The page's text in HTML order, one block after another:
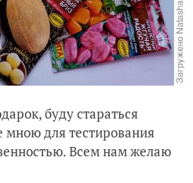
буду стараться
для тестирования
Всем нам желаю